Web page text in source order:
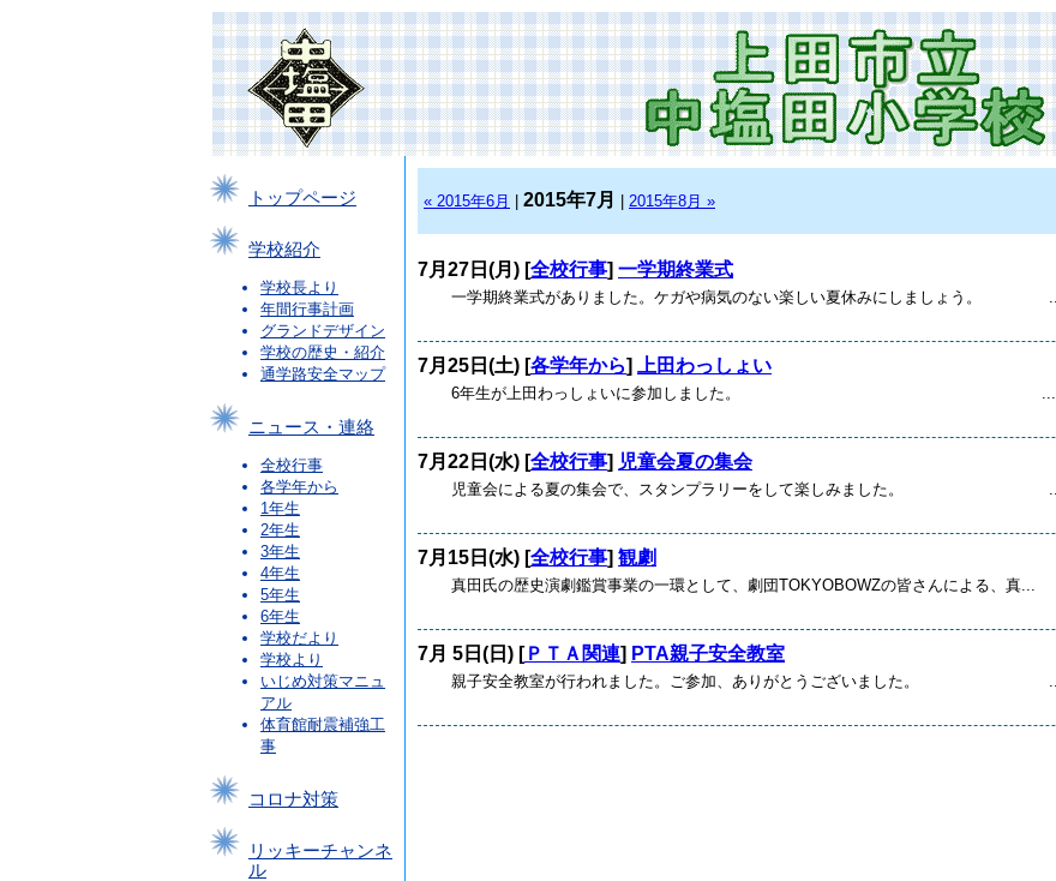
トップページ
学校紹介
学校長より
年間行事計画
グランドデザイン
学校の歴史・紹介
通学路安全マップ
ニュース・連絡
全校行事
各学年から
1年生
2年生
3年生
4年生
5年生
6年生
学校だより
学校より
いじめ対策マニュ
アル
体育館耐震補強工
事
コロナ対策
リッキーチャンネ
ル
« 2015年6月 2015年7月 2015年8月 »
7月27日(月) [全校行事] 一学期終業式
一学期終業式がありました。ケガや病気のない楽しい夏休みにしましょう。 ...
7月25日(土) [各学年から] 上田わっしょい
6年生が上田わっしょいに参加しました。 ...
7月22日(水) [全校行事] 児童会夏の集会
児童会による夏の集会で、スタンプラリーをして楽しみました。 ...
7月15日(水) [全校行事] 観劇
真田氏の歴史演劇鑑賞事業の一環として、劇団TOKYOBOWZの皆さんによる、真...
7月 5日(日) [ＰＴＡ関連] PTA親子安全教室
親子安全教室が行われました。ご参加、ありがとうございました。 ...